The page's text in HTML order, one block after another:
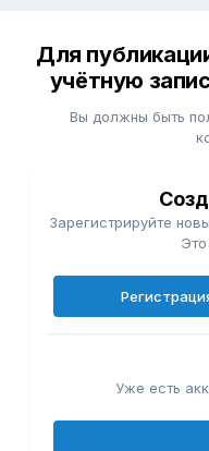
Для
учётную
Вы должны быть
Зарегистрируйте
Уже есть